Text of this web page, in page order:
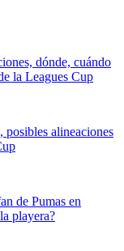
dónde, cuándo
la Leagues Cup
alineaciones
de Pumas en
playera?